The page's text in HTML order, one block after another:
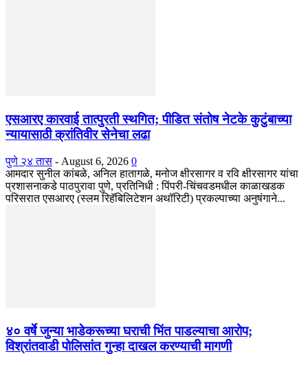
एसआरए कारवाई तात्पुरती स्थगित; पीडित संतोष नेटके कुटुंबाच्या
न्यायासाठी क्रांतिवीर सेनेचा लढा
पुणे २४ तास - August 6, 2026 0
आमदार सुनील कांबळे, अनिल हातागळे, मनोज क्षीरसागर व रवि क्षीरसागर यांचा
प्रशासनाकडे पाठपुरावा पुणे, प्रतिनिधी : पिंपरी-चिंचवडमधील काळाखडक
परिसरात एसआरए (स्लम रिहॅबिलिटेशन अथॉरिटी) प्रकल्पाच्या अनुषंगाने...
४० वर्षे जुन्या भाडेकरूच्या घराची भिंत पाडल्याचा आरोप;
विश्रांतवाडी पोलिसांत गुन्हा दाखल करण्याची मागणी